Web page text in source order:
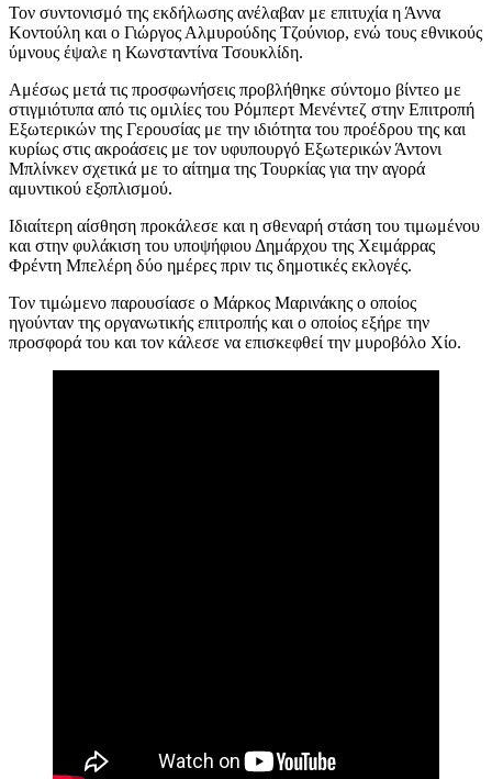
Τον συντονισμό της εκδήλωσης ανέλαβαν με επιτυχία η Άννα
Κοντούλη και ο Γιώργος Αλμυρούδης Τζούνιορ, ενώ τους εθνικούς
ύμνους έψαλε η Κωνσταντίνα Τσουκλίδη.
Αμέσως μετά τις προσφωνήσεις προβλήθηκε σύντομο βίντεο με
στιγμιότυπα από τις ομιλίες του Ρόμπερτ Μενέντεζ στην Επιτροπή
Εξωτερικών της Γερουσίας με την ιδιότητα του προέδρου της και
κυρίως στις ακροάσεις με τον υφυπουργό Εξωτερικών Άντονι
Μπλίνκεν σχετικά με το αίτημα της Τουρκίας για την αγορά
αμυντικού εξοπλισμού.
Ιδιαίτερη αίσθηση προκάλεσε και η σθεναρή στάση του τιμωμένου
και στην φυλάκιση του υποψήφιου Δημάρχου της Χειμάρρας
Φρέντη Μπελέρη δύο ημέρες πριν τις δημοτικές εκλογές.
Τον τιμώμενο παρουσίασε ο Μάρκος Μαρινάκης ο οποίος
ηγούνταν της οργανωτικής επιτροπής και ο οποίος εξήρε την
προσφορά του και τον κάλεσε να επισκεφθεί την μυροβόλο Χίο.